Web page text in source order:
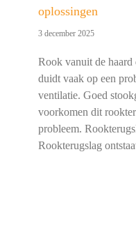
oplossingen
3 december 2025
Rook vanuit de
duidt vaak op een
ventilatie. Goed
voorkomen dit
probleem.
Rookterugslag